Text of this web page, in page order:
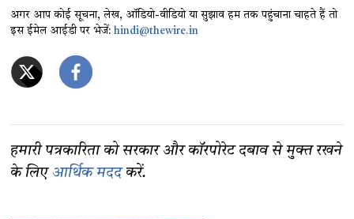
अगर आप कोई सूचना, लेख, ऑडियो-वीडियो या सुझाव हम तक पहुंचाना चाहते हैं तो
इस ईमेल आईडी पर भेजें: hindi@thewire.in
हमारी पत्रकारिता को सरकार और कॉरपोरेट दबाव से मुक्त रखने
के लिए आर्थिक मददकरें.